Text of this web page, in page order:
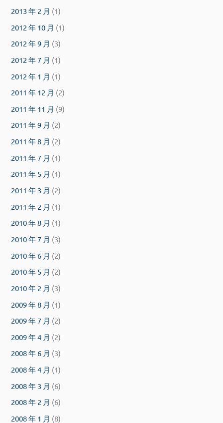
2013 年 2 月 (1)
2012 年 10 月 (1)
2012 年 9 月 (3)
2012 年 7 月 (1)
2012 年 1 月 (1)
2011 年 12 月 (2)
2011 年 11 月 (9)
2011 年 9 月 (2)
2011 年 8 月 (2)
2011 年 7 月 (1)
2011 年 5 月 (1)
2011 年 3 月 (2)
2011 年 2 月 (1)
2010 年 8 月 (1)
2010 年 7 月 (3)
2010 年 6 月 (2)
2010 年 5 月 (2)
2010 年 2 月 (3)
2009 年 8 月 (1)
2009 年 7 月 (2)
2009 年 4 月 (2)
2008 年 6 月 (3)
2008 年 4 月 (1)
2008 年 3 月 (6)
2008 年 2 月 (6)
2008 年 1 月 (8)